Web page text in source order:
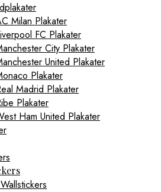
Milan Plakater
FC Plakater
City Plakater
United Plakater
Plakater
Madrid Plakater
Plakater
Ham United Plakater